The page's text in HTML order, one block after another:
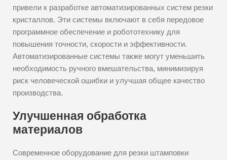
привели к разработке автоматизированных систем резки
кристаллов. Эти системы включают в себя передовое
программное обеспечение и робототехнику для
повышения точности, скорости и эффективности.
Автоматизированные системы также могут уменьшить
необходимость ручного вмешательства, минимизируя
риск человеческой ошибки и улучшая общее качество
производства.
Улучшенная обработка
материалов
Современное оборудование для резки штамповки